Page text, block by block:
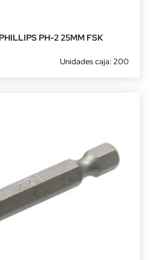
PH-2 25MM FSK
Unidades caja: 200